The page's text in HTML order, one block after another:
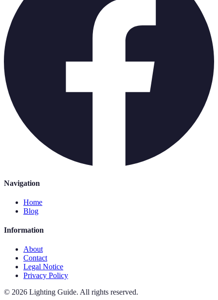
Navigation
Home
Blog
Information
About
Contact
Legal Notice
Privacy Policy
© 2026 Lighting Guide. All rights reserved.